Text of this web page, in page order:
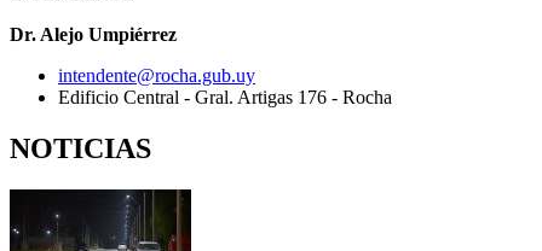
Dr. Alejo Umpiérrez
intendente@rocha.gub.uy
Edificio Central - Gral. Artigas 176 - Rocha
NOTICIAS